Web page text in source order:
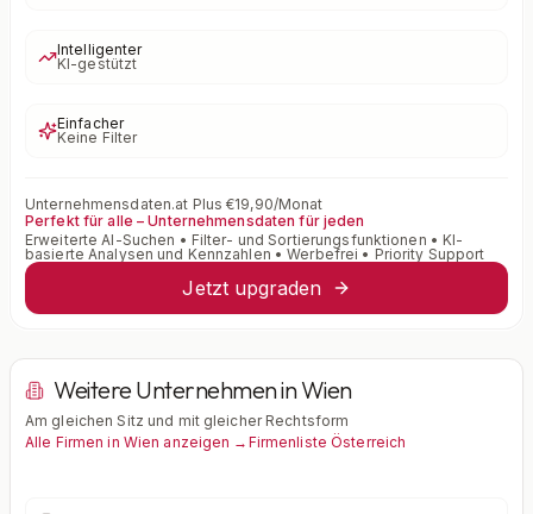
Intelligenter
KI-gestützt
Einfacher
Keine Filter
Unternehmensdaten.at Plus €19,90/Monat
Perfekt für alle – Unternehmensdaten für jeden
Erweiterte AI-Suchen • Filter- und Sortierungsfunktionen • KI-
basierte Analysen und Kennzahlen • Werbefrei • Priority Support
Jetzt upgraden
Weitere Unternehmen in Wien
Am gleichen Sitz und mit gleicher Rechtsform
Alle Firmen in Wien anzeigen → Firmenliste Österreich